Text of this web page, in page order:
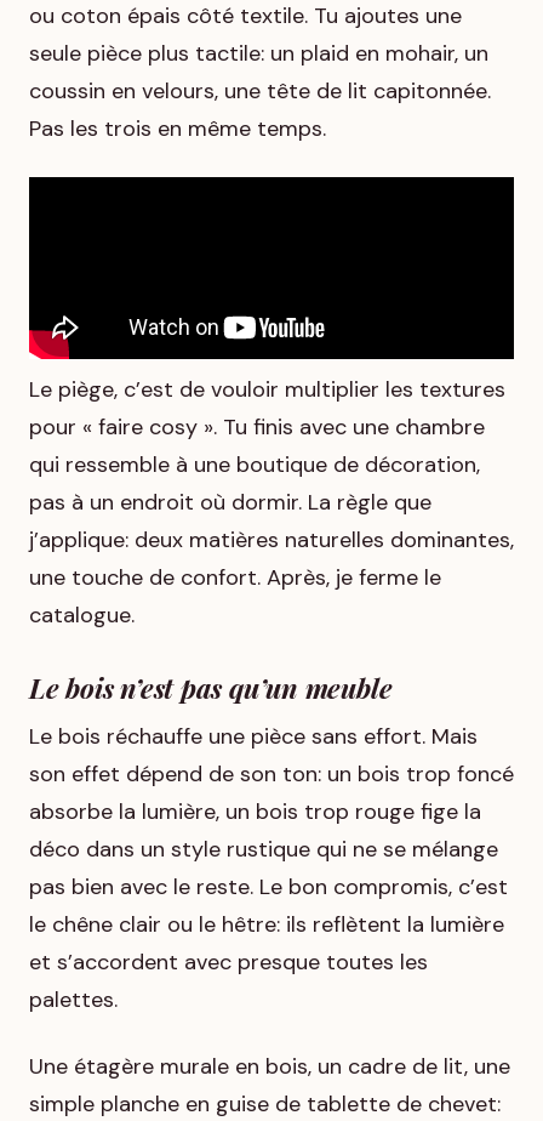
ou coton épais côté textile. Tu ajoutes une
seule pièce plus tactile: un plaid en mohair, un
coussin en velours, une tête de lit capitonnée.
Pas les trois en même temps.
Le piège, c’est de vouloir multiplier les textures
pour « faire cosy ». Tu finis avec une chambre
qui ressemble à une boutique de décoration,
pas à un endroit où dormir. La règle que
j’applique: deux matières naturelles dominantes,
une touche de confort. Après, je ferme le
catalogue.
Le bois n’est pas qu’un meuble
Le bois réchauffe une pièce sans effort. Mais
son effet dépend de son ton: un bois trop foncé
absorbe la lumière, un bois trop rouge fige la
déco dans un style rustique qui ne se mélange
pas bien avec le reste. Le bon compromis, c’est
le chêne clair ou le hêtre: ils reflètent la lumière
et s’accordent avec presque toutes les
palettes.
Une étagère murale en bois, un cadre de lit, une
simple planche en guise de tablette de chevet: